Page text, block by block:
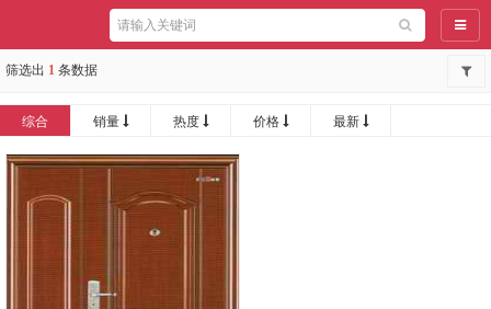
导航
筛选出 1 条数据
综合 销量 热度 价格 最新